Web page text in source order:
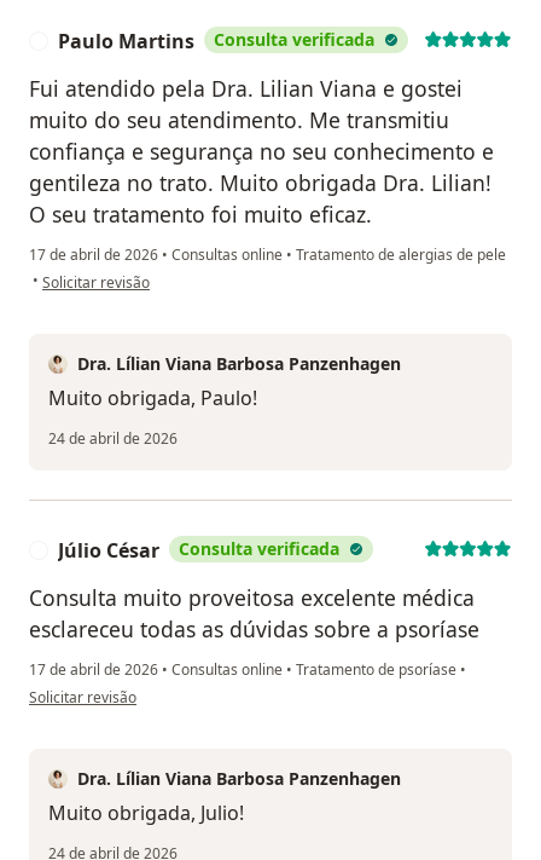
Paulo Martins Consulta verificada
Fui atendido pela Dra. Lilian Viana e gostei
muito do seu atendimento. Me transmitiu
confiança e segurança no seu conhecimento e
gentileza no trato. Muito obrigada Dra. Lilian!
O seu tratamento foi muito eficaz.
17 de abril de 2026 • Consultas online • Tratamento de alergias de pele
• na opinião do utilizador Paulo Martins
Solicitar revisão
Dra. Lílian Viana Barbosa Panzenhagen
Muito obrigada, Paulo!
24 de abril de 2026
Júlio César Consulta verificada
Consulta muito proveitosa excelente médica
esclareceu todas as dúvidas sobre a psoríase
17 de abril de 2026 • Consultas online • Tratamento de psoríase •
na opinião do utilizador Júlio César
Solicitar revisão
Dra. Lílian Viana Barbosa Panzenhagen
Muito obrigada, Julio!
24 de abril de 2026